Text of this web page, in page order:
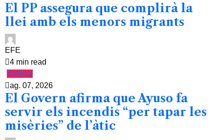
El PP assegura que complirà la
llei amb els menors migrants
EFE
4 min read
Política
ag. 07, 2026
El Govern afirma que Ayuso fa
servir els incendis “per tapar les
misèries” de l’àtic